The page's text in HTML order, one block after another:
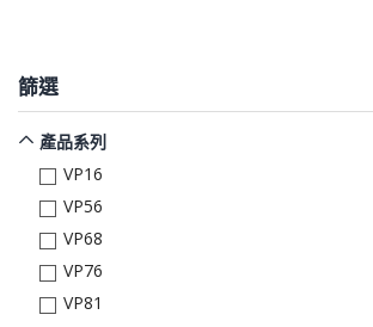
篩選
產品系列
VP16
VP56
VP68
VP76
VP81